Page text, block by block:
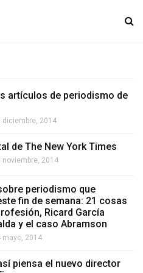
artículos de periodismo de
diciembre, 2014
de The New York Times
noviembre, 2014
periodismo que
fin de semana: 21 cosas
Ricard García
y el caso Abramson
mayo, 2014
piensa el nuevo director